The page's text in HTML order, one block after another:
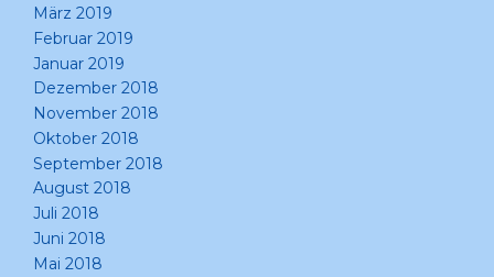
März 2019
Februar 2019
Januar 2019
Dezember 2018
November 2018
Oktober 2018
September 2018
August 2018
Juli 2018
Juni 2018
Mai 2018